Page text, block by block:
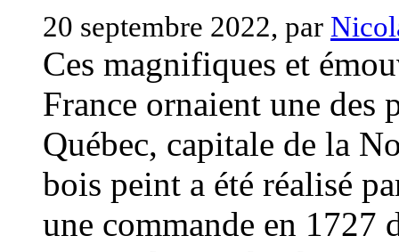
20 septembre 2022, par
Ces magnifiques et
France ornaient une des
Québec, capitale de la
bois peint a été réalisé
une commande en